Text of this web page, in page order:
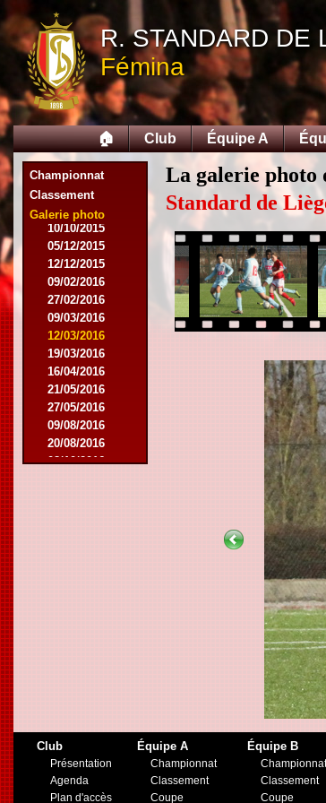
R. STANDARD DE
Fémina
🏠 Club Équipe A
Championnat
Classement
Galerie photo
06/12/2014
07/03/2015
16/03/2015
28/03/2015
15/04/2015
25/04/2015
01/05/2015
14/05/2015
17/05/2015
05/09/2015
13/09/2015
19/09/2015
10/10/2015
05/12/2015
12/12/2015
09/02/2016
27/02/2016
09/03/2016
12/03/2016
19/03/2016
16/04/2016
21/05/2016
27/05/2016
09/08/2016
20/08/2016
08/10/2016
La galerie photo
Standard de
Club
Présentation
Agenda
Plan d'accès
Équipe A
Championnat
Classement
Coupe
Équipe B
Championnat
Classement
Coupe